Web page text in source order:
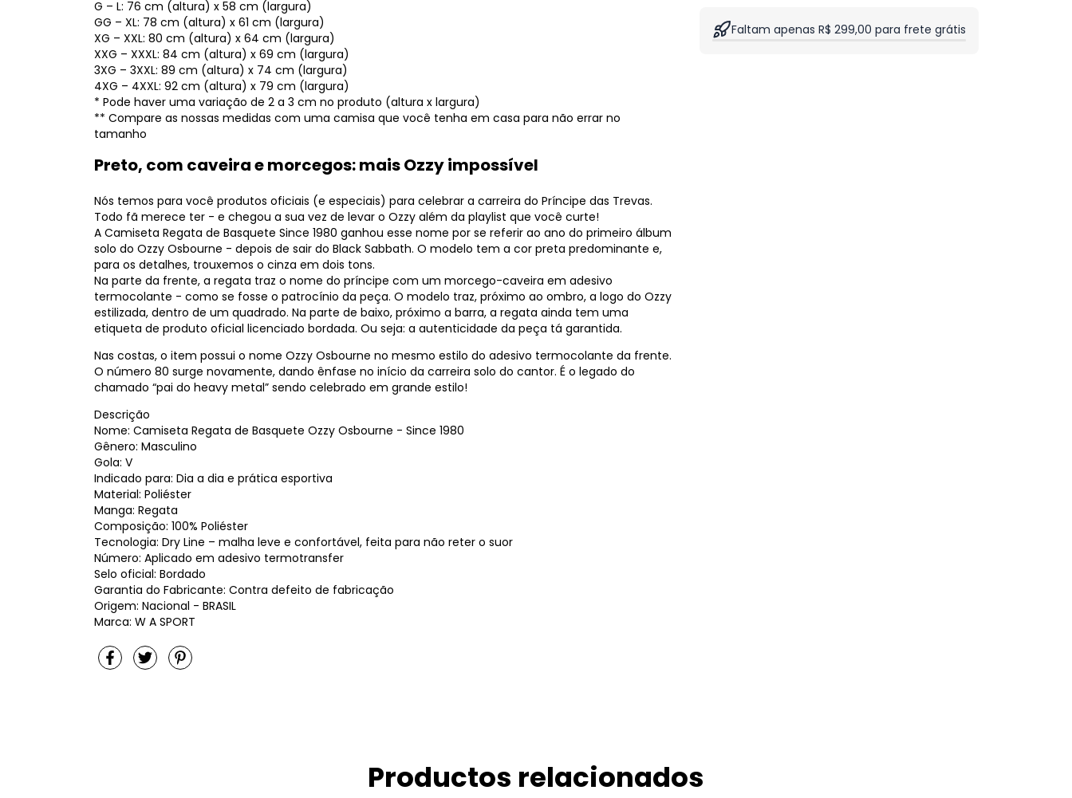
G – L: 76 cm (altura) x 58 cm (largura)
GG – XL: 78 cm (altura) x 61 cm (largura)
XG – XXL: 80 cm (altura) x 64 cm (largura)
XXG – XXXL: 84 cm (altura) x 69 cm (largura)
3XG – 3XXL: 89 cm (altura) x 74 cm (largura)
4XG – 4XXL: 92 cm (altura) x 79 cm (largura)
* Pode haver uma variação de 2 a 3 cm no produto (altura x largura)
** Compare as nossas medidas com uma camisa que você tenha em casa para não errar no
tamanho
Preto, com caveira e morcegos: mais Ozzy impossível
Nós temos para você produtos oficiais (e especiais) para celebrar a carreira do Príncipe das Trevas.
Todo fã merece ter - e chegou a sua vez de levar o Ozzy além da playlist que você curte!
A Camiseta Regata de Basquete Since 1980 ganhou esse nome por se referir ao ano do primeiro álbum
solo do Ozzy Osbourne - depois de sair do Black Sabbath. O modelo tem a cor preta predominante e,
para os detalhes, trouxemos o cinza em dois tons.
Na parte da frente, a regata traz o nome do príncipe com um morcego-caveira em adesivo
termocolante - como se fosse o patrocínio da peça. O modelo traz, próximo ao ombro, a logo do Ozzy
estilizada, dentro de um quadrado. Na parte de baixo, próximo a barra, a regata ainda tem uma
etiqueta de produto oficial licenciado bordada. Ou seja: a autenticidade da peça tá garantida.
Nas costas, o item possui o nome Ozzy Osbourne no mesmo estilo do adesivo termocolante da frente.
O número 80 surge novamente, dando ênfase no início da carreira solo do cantor. É o legado do
chamado “pai do heavy metal” sendo celebrado em grande estilo!
Descrição
Nome: Camiseta Regata de Basquete Ozzy Osbourne - Since 1980
Gênero: Masculino
Gola: V
Indicado para: Dia a dia e prática esportiva
Material: Poliéster
Manga: Regata
Composição: 100% Poliéster
Tecnologia: Dry Line – malha leve e confortável, feita para não reter o suor
Número: Aplicado em adesivo termotransfer
Selo oficial: Bordado
Garantia do Fabricante: Contra defeito de fabricação
Origem: Nacional - BRASIL
Marca: W A SPORT
Faltam apenas R$ 299,00 para frete grátis
Productos relacionados